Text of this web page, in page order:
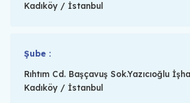
Kadıköy / İstanbul
Şube :
Rıhtım Cd. Başçavuş Sok.Yazıcıoğlu
Kadıköy / İstanbul